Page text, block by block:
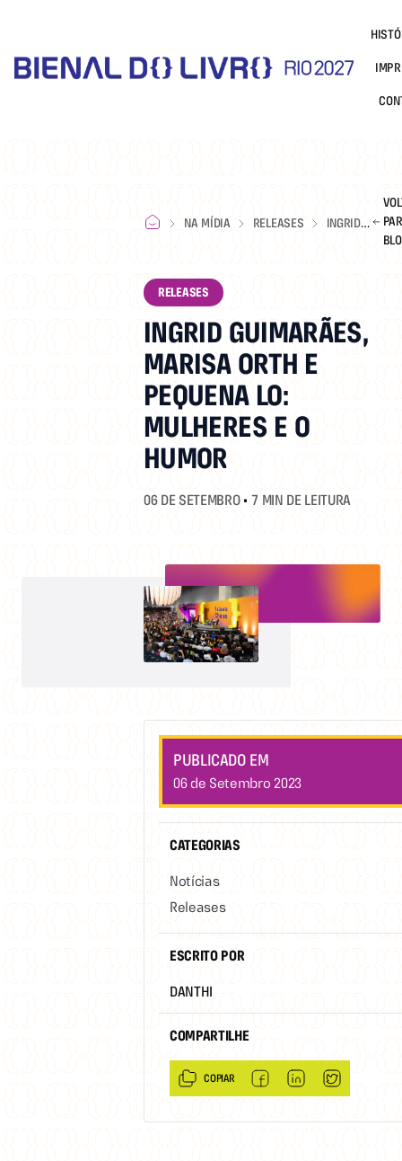
NA MÍDIA RELEASES
INGRID
GUIMARÃES,
LO:
RELEASES
INGRID GUIMARÃES,
MARISA ORTH E
PEQUENA LO:
MULHERES E O
HUMOR
06 DE SETEMBRO •7 MIN DE LEITURA
PUBLICADO EM
06 de Setembro 2023
CATEGORIAS
Notícias
Releases
ESCRITO POR
DANTHI
COMPARTILHE
COPIAR